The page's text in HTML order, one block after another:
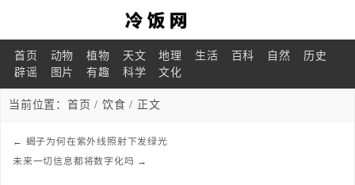
首页 动物 植物 天文 地理 生活 百科 自然
历史
辟谣
图片 有趣 科学 文化
当前位置： 首页 /饮食 / 正文
← 蝎子为何在紫外线照射下发绿光
未来一切信息都将数字化吗 →